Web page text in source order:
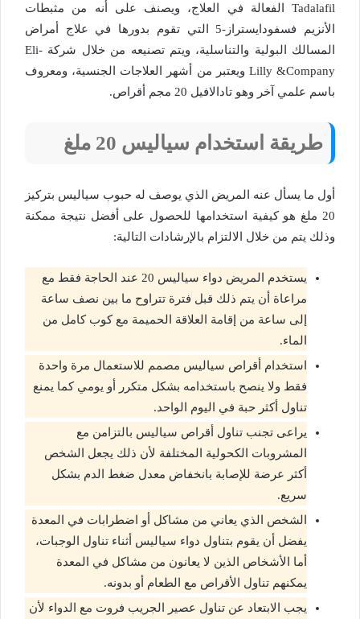
Tadalafil الفعالة في العلاج، ويصنف على أنه من مثبطات
الأنزيم فسفودايستراز-5 التي تقوم بدورها في علاج أمراض
المسالك البولية والتناسلية، ويتم تصنيعه من خلال شركة Eli-
Lilly &Company ويعتبر من أشهر العلاجات الجنسية، ومعروف
باسم علمي آخر وهو تادالافيل 20 مجم أقراص.
طريقة استخدام سياليس 20 ملغ
أول ما يسأل عنه المريض الذي يوصف له حبوب سياليس بتركيز
20 ملغ هو كيفية استخدامها للحصول على أفضل نتيجة ممكنة
وذلك يتم من خلال الالتزام بالإرشادات التالية:
يستخدم المريض دواء سياليس 20 عند الحاجة فقط مع
مراعاة أن يتم ذلك قبل فترة تتراوح ما بين نصف ساعة
إلى ساعة من إقامة العلاقة الحميمة مع كوب كامل من
الماء.
استخدام أقراص سياليس مصمم للاستعمال مرة واحدة
فقط ولا ينصح باستخدامه بشكل متكرر أو يومي كما يمنع
تناول أكثر حبة في اليوم الواحد.
يراعى تجنب تناول أقراص سياليس بالتزامن مع
المشروبات الكحولية المختلفة لأن ذلك يجعل الشخص
أكثر عرضة للإصابة بانخفاض معدل ضغط الدم بشكل
سريع.
الشخص الذي يعاني من مشاكل أو اضطرابات في المعدة
يفضل أن يقوم بتناول دواء سياليس أثناء تناول الوجبات،
أما الأشخاص الذين لا يعانون من مشاكل في المعدة
يمكنهم تناول الأقراص مع الطعام أو بدونه.
يجب الابتعاد عن تناول عصير الجريب فروت مع الدواء لأن